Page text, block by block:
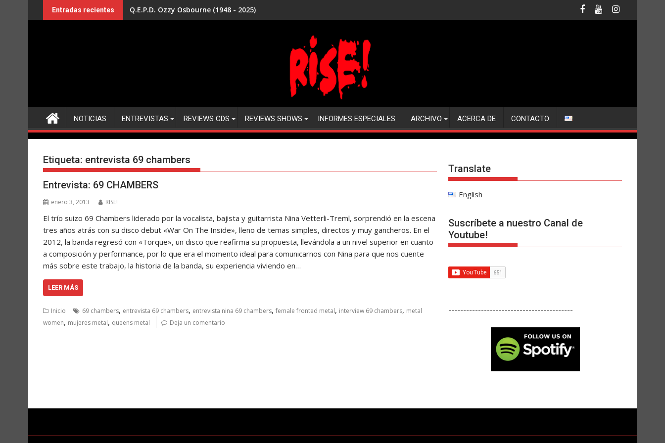
al
Entradas recientes Q.E.P.D. Ozzy Osbourne (1948 - 2025)
NOTICIAS ENTREVISTAS REVIEWS CDS REVIEWS SHOWS INFORMES ESPECIALES ARCHIVO ACERCA DE CONTACTO
Etiqueta: entrevista 69 chambers
Entrevista: 69 CHAMBERS
enero 3, 2013 RISE!
El trío suizo 69 Chambers liderado por la vocalista, bajista y guitarrista Nina Vetterli-Treml, sorprendió en la escena
tres años atrás con su disco debut «War On The Inside», lleno de temas simples, directos y muy gancheros. En el
2012, la banda regresó con «Torque», un disco que reafirma su propuesta, llevándola a un nivel superior en cuanto
a composición y performance, por lo que era el momento ideal para comunicarnos con Nina para que nos cuente
más sobre este trabajo, la historia de la banda, su experiencia viviendo en…
LEER MÁS
Inicio 69 chambers, entrevista 69 chambers, entrevista nina 69 chambers, female fronted metal, interview 69 chambers, metal
women, mujeres metal, queens metal Deja un comentario
Translate
English
Suscríbete a nuestro Canal de
Youtube!
------------------------------------------